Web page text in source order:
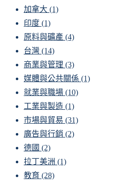
加拿大 (1)
印度 (1)
原料與礦產 (4)
台灣 (14)
商業與管理 (3)
媒體與公共關係 (1)
就業與職場 (10)
工業與製造 (1)
市場與貿易 (31)
廣告與行銷 (2)
德國 (2)
拉丁美洲 (1)
教育 (28)